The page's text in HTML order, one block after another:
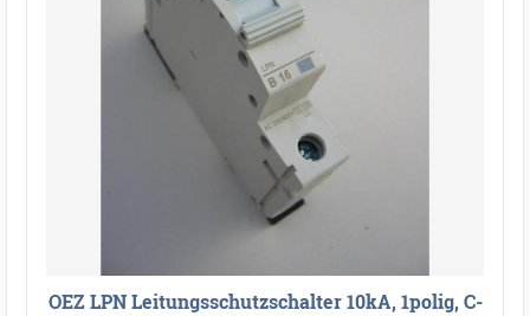
OEZ LPN Leitungsschutzschalter 10kA, 1polig, C-